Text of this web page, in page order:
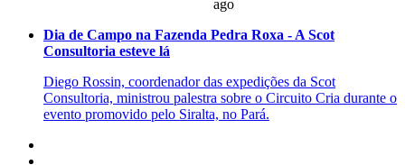
ago
Dia de Campo na Fazenda Pedra Roxa - A Scot
Consultoria esteve lá
Diego Rossin, coordenador das expedições da Scot
Consultoria, ministrou palestra sobre o Circuito Cria durante o
evento promovido pelo Siralta, no Pará.